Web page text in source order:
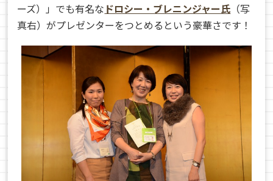
ーズ）」でも有名な ドロシー・ブレニンジャー氏 （写
真右）がプレゼンターをつとめるという豪華さです！